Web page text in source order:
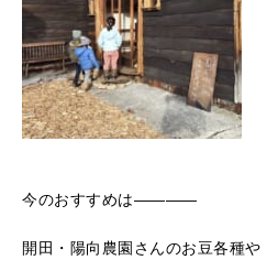
今のおすすめは――――
開田・陽向農園さんのお豆各種や